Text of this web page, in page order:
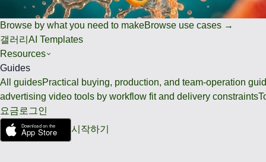
Browse by what you need to makeBrowse use cases →
갤러리 AI Templates
Resources
Guides
All guidesPractical buying, production, and team-operation
advertising video tools by workflow fit and delivery constraints
요금 로그인
시작하기